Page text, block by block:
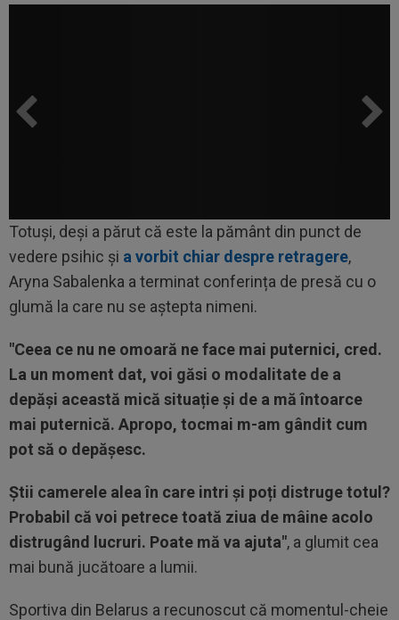
Totuși, deși a părut că este la pământ din punct de
vedere psihic și a vorbit chiar despre retragere,
Aryna Sabalenka a terminat conferința de presă cu o
glumă la care nu se aștepta nimeni.
"Ceea ce nu ne omoară ne face mai puternici, cred.
La un moment dat, voi găsi o modalitate de a
depăși această mică situație și de a mă întoarce
mai puternică. Apropo, tocmai m-am gândit cum
pot să o depășesc.
Știi camerele alea în care intri și poți distruge totul?
Probabil că voi petrece toată ziua de mâine acolo
distrugând lucruri. Poate mă va ajuta", a glumit cea
mai bună jucătoare a lumii.
Sportiva din Belarus a recunoscut că momentul-cheie